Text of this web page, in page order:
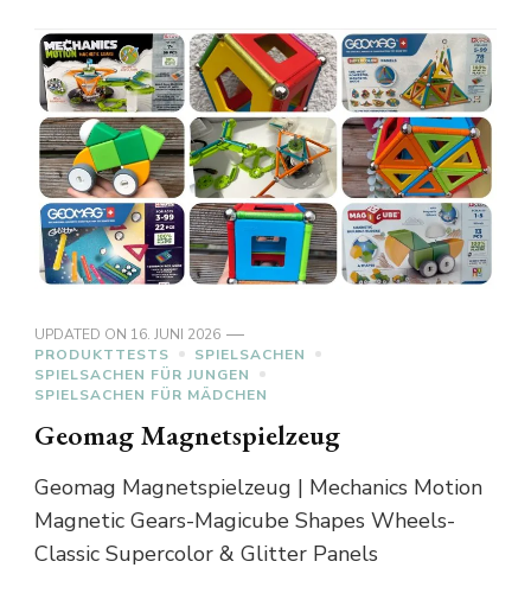
UPDATED ON 16. JUNI 2026
PRODUKTTESTS
SPIELSACHEN
SPIELSACHEN FÜR JUNGEN
SPIELSACHEN FÜR MÄDCHEN
Geomag Magnetspielzeug
Geomag Magnetspielzeug | Mechanics Motion
Magnetic Gears-Magicube Shapes Wheels-
Classic Supercolor & Glitter Panels